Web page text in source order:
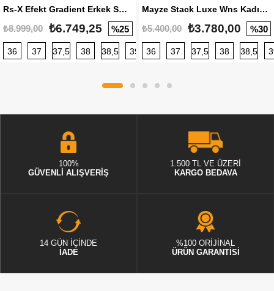
Rs-X Efekt Gradient Erkek Sneaker
₺8.999,00 ₺6.749,25 %25
36 37 37,5 38 38,5 39 40 40,5 41 42 42,5
Mayze Stack Luxe Wns Kadın Sneaker
₺5.400,00 ₺3.780,00 %30
36 37 37,5 38 38,5
100%
GÜVENLİ ALIŞVERİŞ
1.500 TL VE ÜZERİ
KARGO BEDAVA
14 GÜN İÇİNDE
İADE
%100 ORİJİNAL
ÜRÜN GARANTİSİ